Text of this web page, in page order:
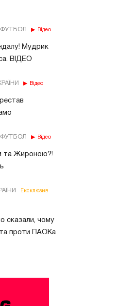
ФУТБОЛ Відео
Мудрик
ВІДЕО
Відео
ФУТБОЛ Відео
та Жироною?!
Ексклюзив
сказали, чому
проти ПАОКа